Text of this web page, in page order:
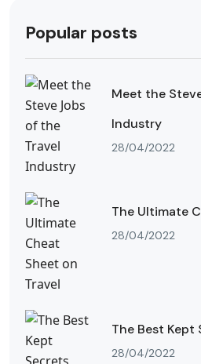
Popular posts
Meet the
Industry
28/04/2022
The Ultimate
28/04/2022
The Best Kept
28/04/2022